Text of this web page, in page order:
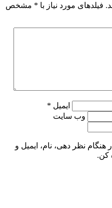
مورد نیاز با * مشخص
ایمیل *
وب سایت
نظر دهی، نام، ایمیل و
کن.